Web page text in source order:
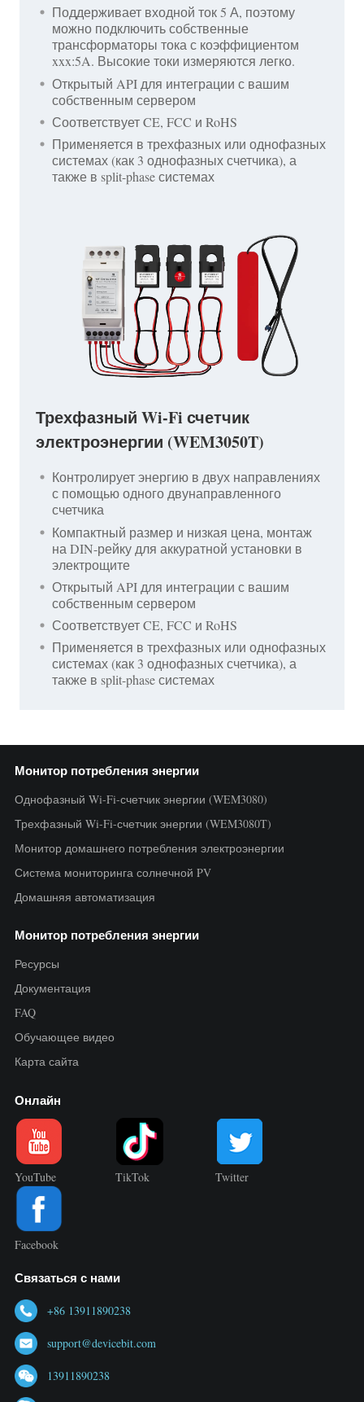
Поддерживает входной ток 5 А, поэтому
можно подключить собственные
трансформаторы тока с коэффициентом
xxx:5A. Высокие токи измеряются легко.
Открытый API для интеграции с вашим
собственным сервером
Соответствует CE, FCC и RoHS
Применяется в трехфазных или однофазных
системах (как 3 однофазных счетчика), а
также в split-phase системах
Трехфазный Wi-Fi счетчик
электроэнергии (WEM3050T)
Контролирует энергию в двух направлениях
с помощью одного двунаправленного
счетчика
Компактный размер и низкая цена, монтаж
на DIN-рейку для аккуратной установки в
электрощите
Открытый API для интеграции с вашим
собственным сервером
Соответствует CE, FCC и RoHS
Применяется в трехфазных или однофазных
системах (как 3 однофазных счетчика), а
также в split-phase системах
Монитор потребления энергии
Однофазный Wi-Fi-счетчик энергии (WEM3080)
Трехфазный Wi-Fi-счетчик энергии (WEM3080T)
Монитор домашнего потребления электроэнергии
Система мониторинга солнечной PV
Домашняя автоматизация
Монитор потребления энергии
Ресурсы
Документация
FAQ
Обучающее видео
Карта сайта
Онлайн
YouTube TikTok Twitter
Facebook
Связаться с нами
+86 13911890238
support@devicebit.com
13911890238